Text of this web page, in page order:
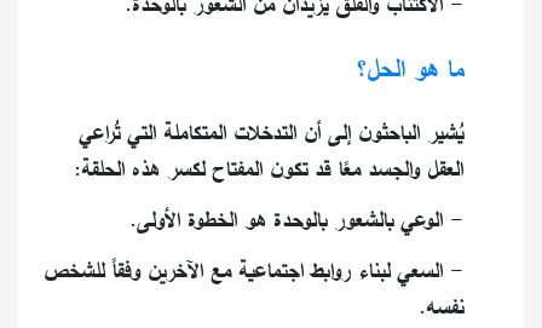
ما هو الحل؟
يُشير الباحثون إلى أن التدخلات المتكاملة التي تُراعي
العقل والجسد معًا قد تكون المفتاح لكسر هذه الحلقة:
- الوعي بالشعور بالوحدة هو الخطوة الأولى.
- السعي لبناء روابط اجتماعية مع الآخرين وفقاً للشخص
نفسه.